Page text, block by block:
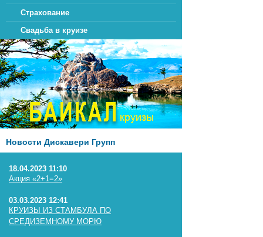
Страхование
Свадьба в круизе
Новости Дискавери Групп
18.04.2023 11:10
Акция «2+1=2»
03.03.2023 12:41
КРУИЗЫ ИЗ СТАМБУЛА ПО
СРЕДИЗЕМНОМУ МОРЮ